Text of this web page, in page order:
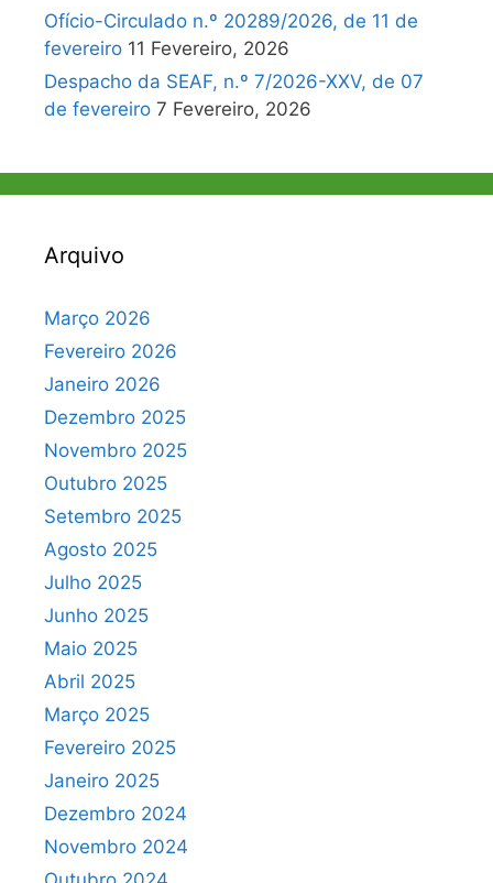
Ofício-Circulado n.º 20289/2026, de 11 de
fevereiro 11 Fevereiro, 2026
Despacho da SEAF, n.º 7/2026-XXV, de 07
de fevereiro 7 Fevereiro, 2026
Arquivo
Março 2026
Fevereiro 2026
Janeiro 2026
Dezembro 2025
Novembro 2025
Outubro 2025
Setembro 2025
Agosto 2025
Julho 2025
Junho 2025
Maio 2025
Abril 2025
Março 2025
Fevereiro 2025
Janeiro 2025
Dezembro 2024
Novembro 2024